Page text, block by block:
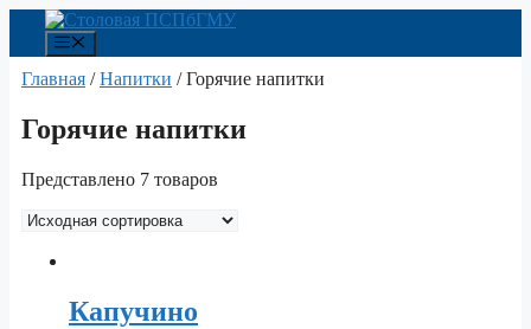
Перейти
содержимому
Главная /Напитки / Горячие напитки
Горячие напитки
Представлено 7 товаров
Капучино